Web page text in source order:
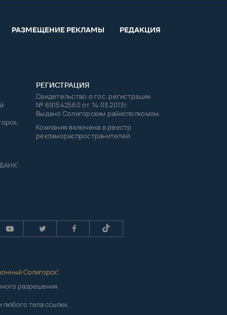
РАЗМЕЩЕНИЕ РЕКЛАМЫ РЕДАКЦИЯ
РЕГИСТРАЦИЯ
Свидетельство о гос. регистрации
№ 691542560 от 14.03.2013г.
Выдано Солигорским райисполкомом.
Компания включена в реестр
рекламораспространителей.
Солигорск".
разрешения
тела ссылки,